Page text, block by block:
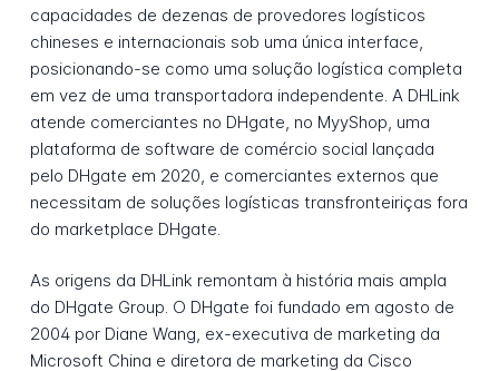
capacidades de dezenas de provedores logísticos
chineses e internacionais sob uma única interface,
posicionando-se como uma solução logística completa
em vez de uma transportadora independente. A DHLink
atende comerciantes no DHgate, no MyyShop, uma
plataforma de software de comércio social lançada
pelo DHgate em 2020, e comerciantes externos que
necessitam de soluções logísticas transfronteiriças fora
do marketplace DHgate.
As origens da DHLink remontam à história mais ampla
do DHgate Group. O DHgate foi fundado em agosto de
2004 por Diane Wang, ex-executiva de marketing da
Microsoft China e diretora de marketing da Cisco